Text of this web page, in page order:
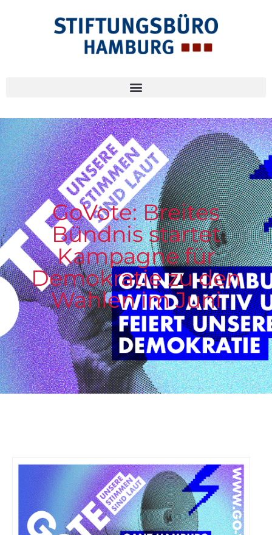
GoVote: Breites
Bündnis startet
Kampagne für
Demokratie zu den
Wahlen im Juni